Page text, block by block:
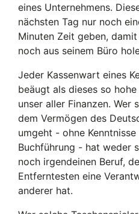
eines Unternehmens.
nächsten Tag nur noch
Minuten Zeit geben,
noch aus seinem Büro
Jeder Kassenwart eines
beäugt als dieses so
unser aller Finanzen.
dem Vermögen des
umgeht - ohne
Buchführung - hat weder
noch irgendeinen Beruf,
Entferntesten eine
anderer hat.